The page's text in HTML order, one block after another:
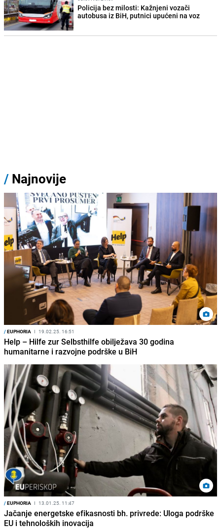
Policija bez milosti: Kažnjeni vozači
autobusa iz BiH, putnici upućeni na voz
/ Najnovije
/EUPHORIA I 19.02.25. 16:51
Help – Hilfe zur Selbsthilfe obilježava 30 godina
humanitarne i razvojne podrške u BiH
/EUPHORIA I 13.01.25. 11:47
Jačanje energetske efikasnosti bh. privrede: Uloga podrške
EU i tehnoloških inovacija